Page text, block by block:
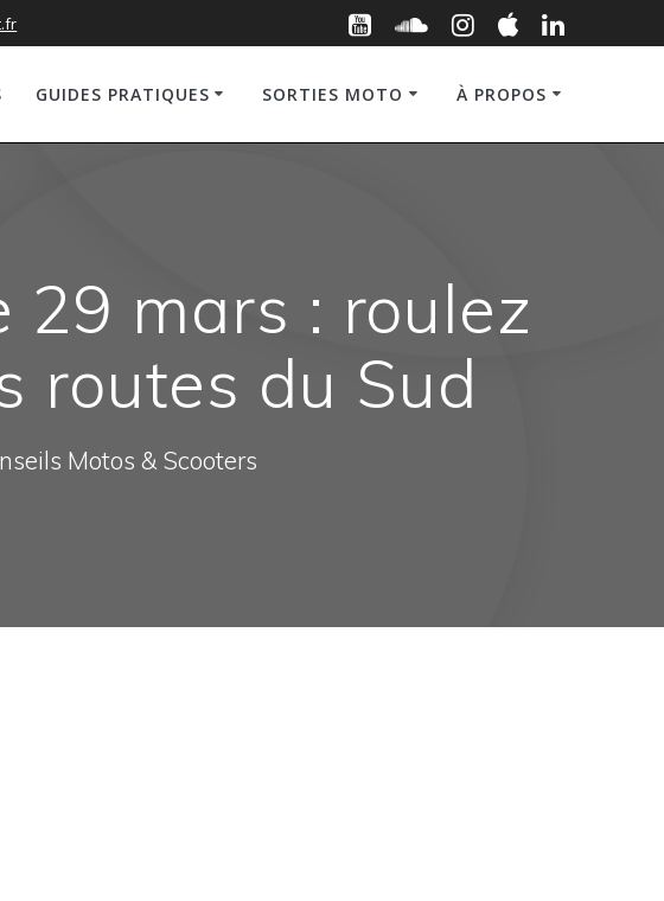
GUIDES PRATIQUES SORTIES MOTO À PROPOS
29 mars : roulez
routes du Sud
Motos & Scooters